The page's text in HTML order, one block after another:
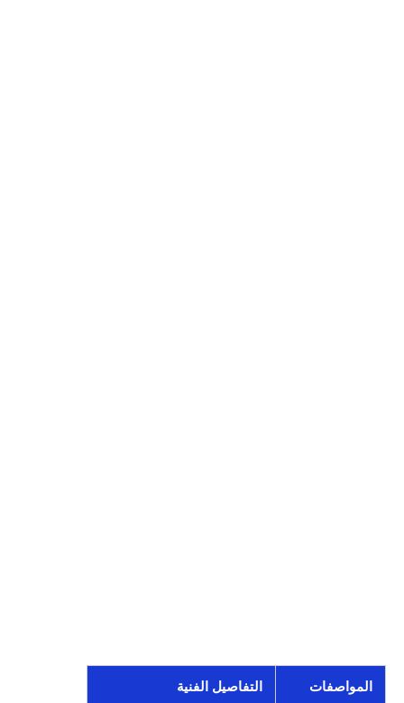
المواصفات التفاصيل الفنية